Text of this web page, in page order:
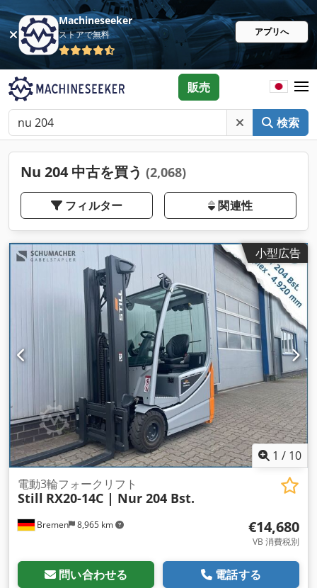
Machineseeker
ストアで無料 アプリへ
検索
販売
Nu 204 中古を買う (2,068)
フィルター 関連性
小型広告
1 / 10
Bremen 8,965 km
電動3輪フォークリフト
Still RX20-14C | Nur 204 Bst.
€14,680
VB 消費税別
問い合わせる 電話する